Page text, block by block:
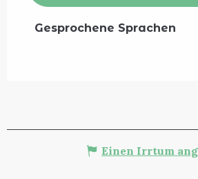
Gesprochene Sprachen
Gesprochene Sprachen
Einen Irrtum